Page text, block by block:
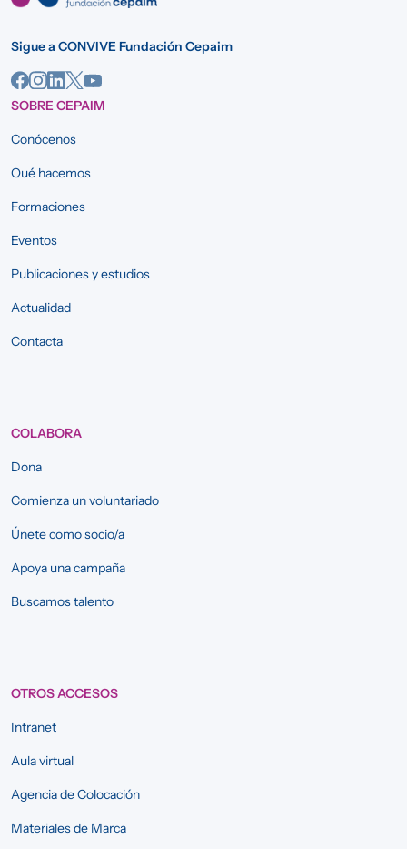
Sigue a CONVIVE Fundación Cepaim
SOBRE CEPAIM
Conócenos
Qué hacemos
Formaciones
Eventos
Publicaciones y estudios
Actualidad
Contacta
COLABORA
Dona
Comienza un voluntariado
Únete como socio/a
Apoya una campaña
Buscamos talento
OTROS ACCESOS
Intranet
Aula virtual
Agencia de Colocación
Materiales de Marca